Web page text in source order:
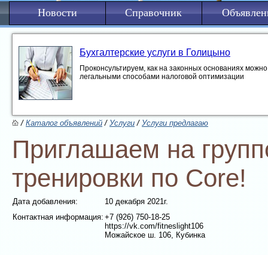
Новости Справочник
Бухгалтерские услуги в Голицыно
Проконсультируем, как на законных основаниях
легальными способами налоговой оптимизации
/Каталог объявлений/Услуги /Услуги предлагаю
Приглашаем на
тренировки по Core!
Дата добавления:
10 декабря 2021г.
Контактная информация:+7 (926) 750-18-25
https://vk.com/fitneslight106
Можайское ш. 106, Кубинка